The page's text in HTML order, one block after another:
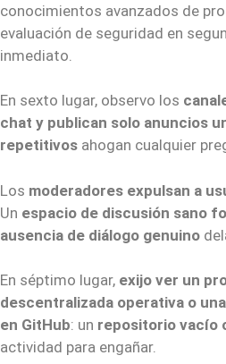
conocimientos avanzados de
evaluación de seguridad en
inmediato.
En sexto lugar, observo los
chat y publican solo anuncios
repetitivos ahogan cualquier
Los moderadores expulsan a
Un espacio de discusión sano
ausencia de diálogo genuino
En séptimo lugar, exijo ver un
descentralizada operativa o
en GitHub: un repositorio vacío
actividad para engañar.